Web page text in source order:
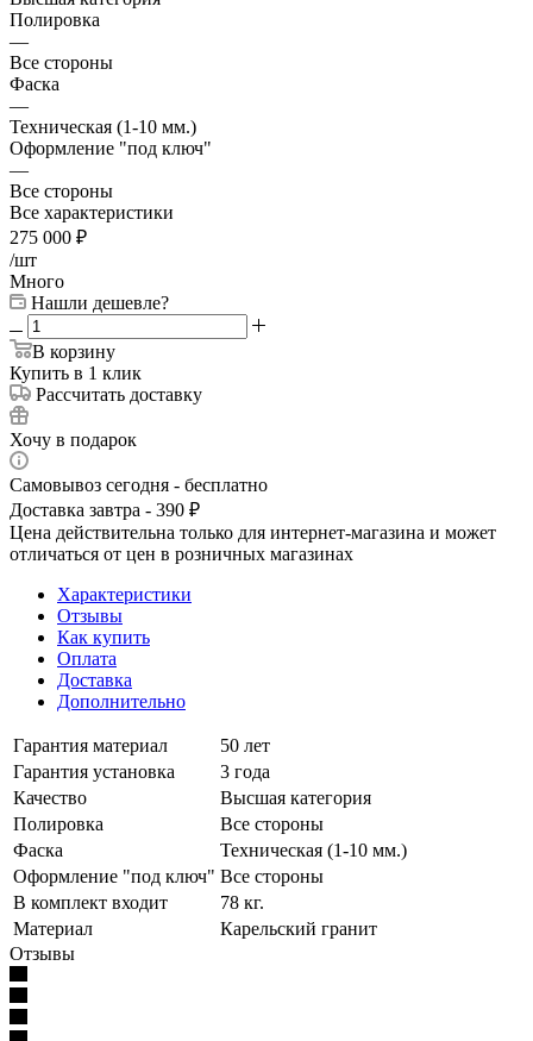
Полировка
—
Все стороны
Фаска
—
Техническая (1-10 мм.)
Оформление "под ключ"
—
Все стороны
Все характеристики
275 000 ₽
/шт
Много
Нашли дешевле?
В корзину
Купить в 1 клик
Рассчитать доставку
Хочу в подарок
Самовывоз сегодня - бесплатно
Доставка завтра - 390 ₽
Цена действительна только для интернет-магазина и может
отличаться от цен в розничных магазинах
Характеристики
Отзывы
Как купить
Оплата
Доставка
Дополнительно
Гарантия материал
50 лет
Гарантия установка
3 года
Качество
Высшая категория
Полировка
Все стороны
Фаска
Техническая (1-10 мм.)
Оформление "под ключ" Все стороны
В комплект входит
78 кг.
Материал
Карельский гранит
Отзывы